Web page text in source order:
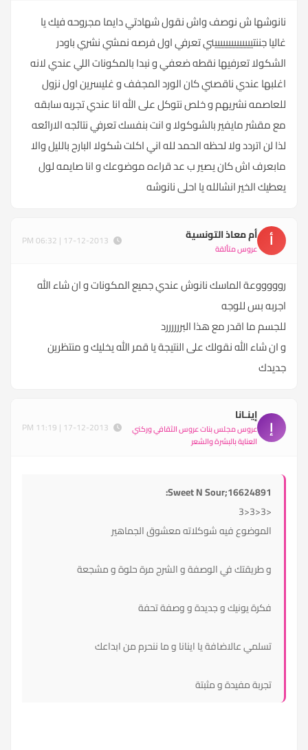
نانوشها ش نوصف واش نقول شهادتي دايما مجروحه فيك يا
غاليا جننتييييييييييييييني تعرفي اول فرصه نمشي نشري باودر
الشكولا تعرفيها نقطه ضعفي و نبدا بالمكونات اللي عندي لانه
اغلبها عندي ناقصني كان الورد المجفف و غليسرين اول نزول
للعاصمه نشريهم و خلص نتوكل على الله انا عندي تجربه سابقه
مع مقشر مايفير بالشوكولا و انت بنفسك تعرفي نتائجه الارائعه
لذا لن اتردد ولا لحظه الحمد لله اني اكلت شكولا البارح بالليل والا
مابعرف اش كان يصير ب عد قراءه موضوعك و انا صايمه لول
يعطيك الخير انشالله يا احلى نانوشه
أ أم معاذ التونسية
عروس متألقة
روووووعة الماسك نانوش عندي جميع المكونات و ان شاء الله
اجربه بس للوجه
للجسم ما اقدر مع هذا البررررررد
و ان شاء الله نقولك على النتيجة يا قمر الله يخليك و منتظرين
جديدك
إ
إينـانا
عروس مجلس بنات عروس الثقافي وركني
العناية بالبشرة والشعر
Sweet N Sour;16624891:
<3<3<3
الموضوع فيه شوكلاته معشوق الجماهير
و طريقتك في الوصفة و الشرح مرة حلوة و مشجعة
فكرة يونيك و جديدة و وصفة تحفة
تسلمي عالاضافة يا اينانا و ما ننحرم من ابداعك
تجربة مفيدة و مثبتة